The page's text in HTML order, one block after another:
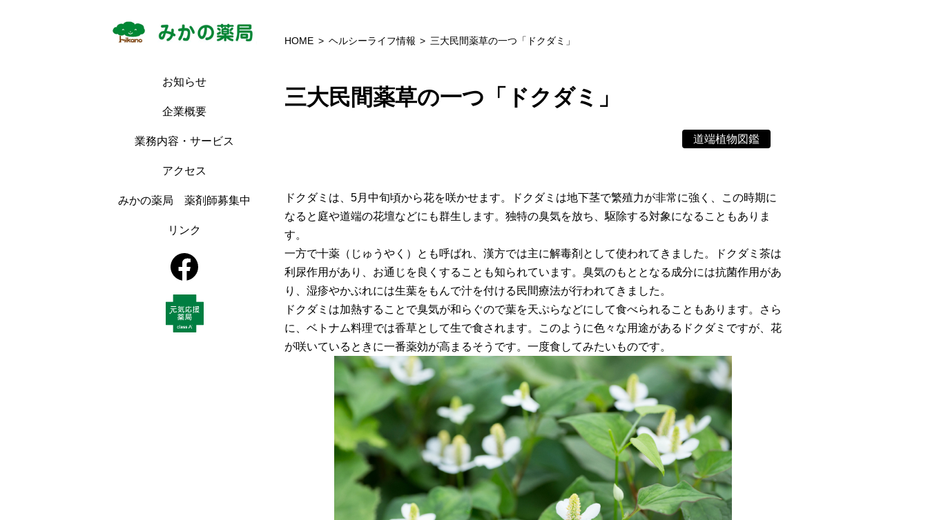
お知らせ
企業概要
業務内容・サービス
アクセス
みかの薬局 薬剤師募集中
リンク
HOME ヘルシーライフ情報 三大民間薬草の一つ「ドクダミ」
三大民間薬草の一つ「ドクダミ」
道端植物図鑑
ドクダミは、5月中旬頃から花を咲かせます。ドクダミは地下茎で繁殖力が非常に強く、この時期に
なると庭や道端の花壇などにも群生します。独特の臭気を放ち、駆除する対象になることもありま
す。
一方で十薬（じゅうやく）とも呼ばれ、漢方では主に解毒剤として使われてきました。ドクダミ茶は
利尿作用があり、お通じを良くすることも知られています。臭気のもととなる成分には抗菌作用があ
り、湿疹やかぶれには生葉をもんで汁を付ける民間療法が行われてきました。
ドクダミは加熱することで臭気が和らぐので葉を天ぷらなどにして食べられることもあります。さら
に、ベトナム料理では香草として生で食されます。このように色々な用途があるドクダミですが、花
が咲いているときに一番薬効が高まるそうです。一度食してみたいものです。